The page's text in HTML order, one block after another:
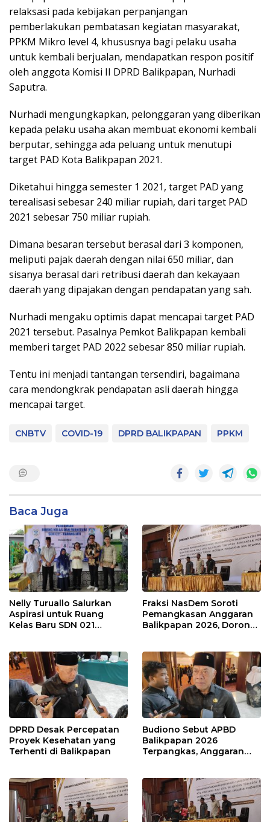
relaksasi pada kebijakan perpanjangan
pemberlakukan pembatasan kegiatan masyarakat,
PPKM Mikro level 4, khususnya bagi pelaku usaha
untuk kembali berjualan, mendapatkan respon positif
oleh anggota Komisi II DPRD Balikpapan, Nurhadi
Saputra.
Nurhadi mengungkapkan, pelonggaran yang diberikan
kepada pelaku usaha akan membuat ekonomi kembali
berputar, sehingga ada peluang untuk menutupi
target PAD Kota Balikpapan 2021.
Diketahui hingga semester 1 2021, target PAD yang
terealisasi sebesar 240 miliar rupiah, dari target PAD
2021 sebesar 750 miliar rupiah.
Dimana besaran tersebut berasal dari 3 komponen,
meliputi pajak daerah dengan nilai 650 miliar, dan
sisanya berasal dari retribusi daerah dan kekayaan
daerah yang dipajakan dengan pendapatan yang sah.
Nurhadi mengaku optimis dapat mencapai target PAD
2021 tersebut. Pasalnya Pemkot Balikpapan kembali
memberi target PAD 2022 sebesar 850 miliar rupiah.
Tentu ini menjadi tantangan tersendiri, bagaimana
cara mendongkrak pendapatan asli daerah hingga
mencapai target.
CNBTV COVID-19 DPRD BALIKPAPAN PPKM
Baca Juga
Nelly Turuallo Salurkan
Aspirasi untuk Ruang
Kelas Baru SDN 021
Fraksi NasDem Soroti
Pemangkasan Anggaran
Balikpapan 2026, Dorong
DPRD Desak Percepatan
Proyek Kesehatan yang
Terhenti di Balikpapan
Budiono Sebut APBD
Balikpapan 2026
Terpangkas, Anggaran